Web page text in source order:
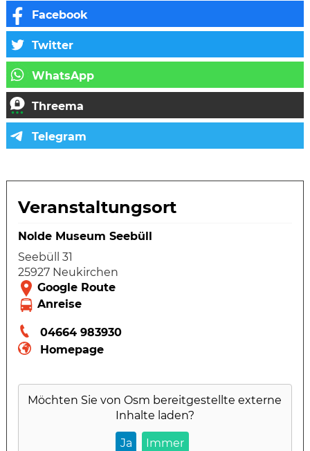
Veranstaltungsort
Nolde Museum Seebüll
Seebüll 31
25927 Neukirchen
04664 983930
Homepage
Möchten Sie vonOsm bereitgestellte externe
Inhalte laden?
Ja Immer